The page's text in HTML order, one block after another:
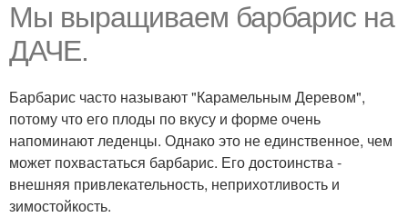
Мы выращиваем барбарис на
ДАЧЕ.
Барбарис часто называют "Карамельным Деревом",
потому что его плоды по вкусу и форме очень
напоминают леденцы. Однако это не единственное, чем
может похвастаться барбарис. Его достоинства -
внешняя привлекательность, неприхотливость и
зимостойкость.